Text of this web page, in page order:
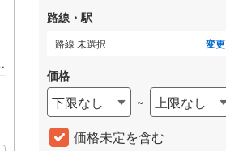
路線・駅
路線 未選択 変更
価格
下限なし ~
上限なし
価格未定を含む